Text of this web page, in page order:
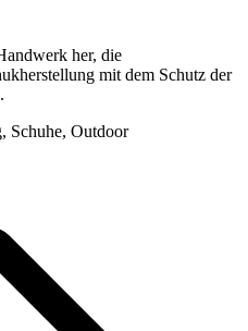
her, die
mit dem Schutz der
Schuhe, Outdoor